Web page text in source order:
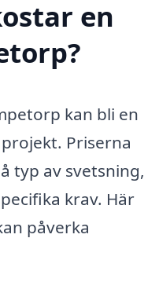
en
kan bli en
Priserna
typ av svetsning,
krav. Här
påverka